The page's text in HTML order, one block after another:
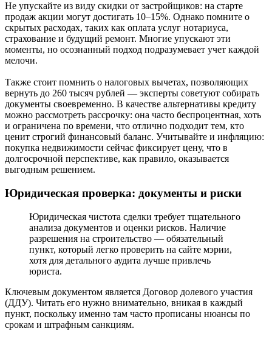
Не упускайте из виду скидки от застройщиков: на старте
продаж акции могут достигать 10–15%. Однако помните о
скрытых расходах, таких как оплата услуг нотариуса,
страхование и будущий ремонт. Многие упускают эти
моменты, но осознанный подход подразумевает учет каждой
мелочи.
Также стоит помнить о налоговых вычетах, позволяющих
вернуть до 260 тысяч рублей — эксперты советуют собирать
документы своевременно. В качестве альтернативы кредиту
можно рассмотреть рассрочку: она часто беспроцентная, хоть
и ограничена по времени, что отлично подходит тем, кто
ценит строгий финансовый баланс. Учитывайте и инфляцию:
покупка недвижимости сейчас фиксирует цену, что в
долгосрочной перспективе, как правило, оказывается
выгодным решением.
Юридическая проверка: документы и риски
Юридическая чистота сделки требует тщательного
анализа документов и оценки рисков. Наличие
разрешения на строительство — обязательный
пункт, который легко проверить на сайте мэрии,
хотя для детального аудита лучше привлечь
юриста.
Ключевым документом является Договор долевого участия
(ДДУ). Читать его нужно внимательно, вникая в каждый
пункт, поскольку именно там часто прописаны нюансы по
срокам и штрафным санкциям.